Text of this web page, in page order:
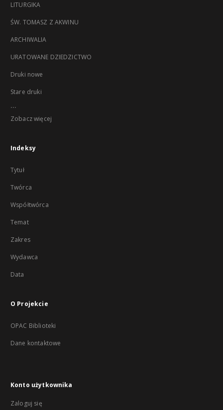
LITURGIKA
ŚW. TOMASZ Z AKWINU
ARCHIWALIA
URATOWANE DZIEDZICTWO
Druki nowe
Stare druki
...
Zobacz więcej
Indeksy
Tytuł
Twórca
Współtwórca
Temat
Zakres
Wydawca
Data
O Projekcie
OPAC Biblioteki
Dane kontaktowe
Konto użytkownika
Zaloguj się